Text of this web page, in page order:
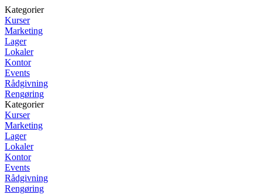
Kategorier
Kurser
Marketing
Lager
Lokaler
Kontor
Events
Rådgivning
Rengøring
Kategorier
Kurser
Marketing
Lager
Lokaler
Kontor
Events
Rådgivning
Rengøring